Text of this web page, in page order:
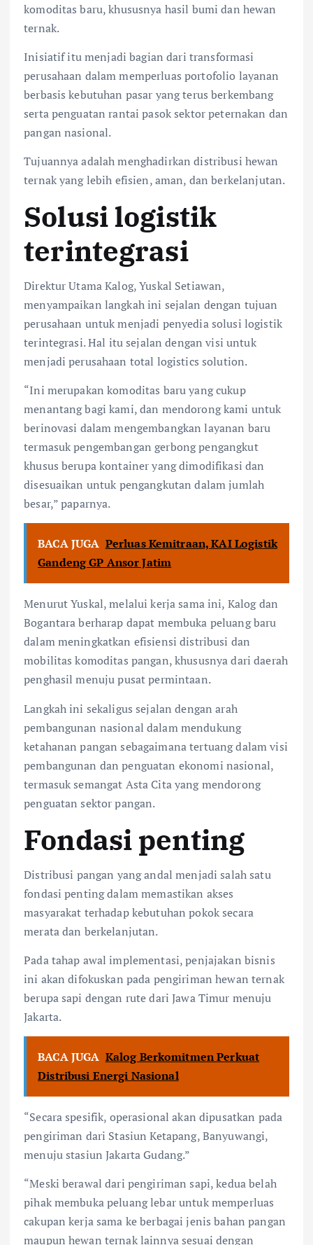
komoditas baru, khususnya hasil bumi dan hewan
ternak.
Inisiatif itu menjadi bagian dari transformasi
perusahaan dalam memperluas portofolio layanan
berbasis kebutuhan pasar yang terus berkembang
serta penguatan rantai pasok sektor peternakan dan
pangan nasional.
Tujuannya adalah menghadirkan distribusi hewan
ternak yang lebih efisien, aman, dan berkelanjutan.
Solusi logistik
terintegrasi
Direktur Utama Kalog, Yuskal Setiawan,
menyampaikan langkah ini sejalan dengan tujuan
perusahaan untuk menjadi penyedia solusi logistik
terintegrasi. Hal itu sejalan dengan visi untuk
menjadi perusahaan total logistics solution.
“Ini merupakan komoditas baru yang cukup
menantang bagi kami, dan mendorong kami untuk
berinovasi dalam mengembangkan layanan baru
termasuk pengembangan gerbong pengangkut
khusus berupa kontainer yang dimodifikasi dan
disesuaikan untuk pengangkutan dalam jumlah
besar,” paparnya.
BACA JUGA Perluas Kemitraan, KAI Logistik
Gandeng GP Ansor Jatim
Menurut Yuskal, melalui kerja sama ini, Kalog dan
Bogantara berharap dapat membuka peluang baru
dalam meningkatkan efisiensi distribusi dan
mobilitas komoditas pangan, khususnya dari daerah
penghasil menuju pusat permintaan.
Langkah ini sekaligus sejalan dengan arah
pembangunan nasional dalam mendukung
ketahanan pangan sebagaimana tertuang dalam visi
pembangunan dan penguatan ekonomi nasional,
termasuk semangat Asta Cita yang mendorong
penguatan sektor pangan.
Fondasi penting
Distribusi pangan yang andal menjadi salah satu
fondasi penting dalam memastikan akses
masyarakat terhadap kebutuhan pokok secara
merata dan berkelanjutan.
Pada tahap awal implementasi, penjajakan bisnis
ini akan difokuskan pada pengiriman hewan ternak
berupa sapi dengan rute dari Jawa Timur menuju
Jakarta.
BACA JUGA Kalog Berkomitmen Perkuat
Distribusi Energi Nasional
“Secara spesifik, operasional akan dipusatkan pada
pengiriman dari Stasiun Ketapang, Banyuwangi,
menuju stasiun Jakarta Gudang.”
“Meski berawal dari pengiriman sapi, kedua belah
pihak membuka peluang lebar untuk memperluas
cakupan kerja sama ke berbagai jenis bahan pangan
maupun hewan ternak lainnya sesuai dengan